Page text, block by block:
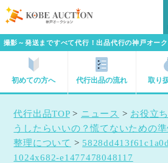
撮影～発送まですべて代行！出品代行の神戸オー
初めての方へ 代行出品の流れ 取り
代行出品TOP> ニュース > お役立
うしたらいいの？慌てないための
整理について >
1024x682-e1477478048117